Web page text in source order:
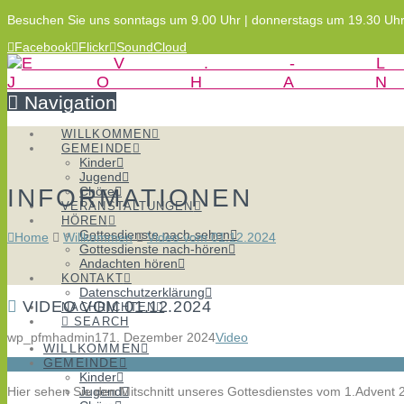
Besuchen Sie uns sonntags um 9.00 Uhr | donnerstags um 19.30 Uhr
Facebook Flickr SoundCloud
Navigation
WILLKOMMEN
GEMEINDE
Kinder
Jugend
Chöre
VERANSTALTUNGEN
HÖREN
Gottesdienste nach-sehen
Gottesdienste nach-hören
Andachten hören
KONTAKT
Datenschutzerklärung
NACHRICHTEN
SEARCH
WILLKOMMEN
GEMEINDE
Kinder
Jugend
INFORMATIONEN
Home Willkommen Video vom 01.12.2024
VIDEO VOM 01.12.2024
wp_pfmhadmin171. Dezember 2024Video
Hier sehen Sie den Mitschnitt unseres Gottesdienstes vom 1.Advent